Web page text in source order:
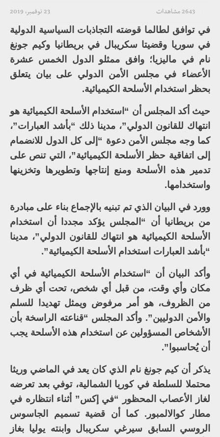
23 نوفمبر، 2019 2643 مشاهدات
في توافق لطالما قوضته التجاذبات السياسية الدولية
في سوريا وقضيتا سكريبال في بريطانيا وكيم جونغ
نام في ماليزيا؛ وافق ممثلو الدول الخمس عشرة
الأعضاء في مجلس الأمن الدولي على بيان يتعلق
بحظر استخدام الأسلحة الكيميائية.
حيث أكد المجلس أن “استخدام الأسلحة الكيميائية هو
انتهاك للقانون الدولي”، مدينا ذلك “بأشد العبارات”،
كما وجه مجلس الأمن دعوة “إلى كل الدول للانضمام
إلى اتفاقية حظر الأسلحة الكيميائية”، التي تنص على
تدمير هذه الأسلحة ومنع إنتاجها وتطويرها وتخزينها
واستخدامها.
وورد في البيان الذي تم تبنيه بالإجماع بناء على مبادرة
من بريطانيا أن “المجلس يؤكد مجددا أن استخدام
الأسلحة الكيميائية هو انتهاك للقانون الدولي”، مدينا
“بأشد العبارات استخدام الأسلحة الكيميائية”.
وأكد البيان أن “استخدام الأسلحة الكيميائية في أي
مكان وأي وقت، من قبل أي شخص، تحت أي ظرف
من الظروف، هو أمر مرفوض ويمثل تهديدا للسلم
والأمن الدوليين”. وأكد المجلس “قناعته الراسخة بأن
الأشخاص المسؤولين عن استخدام هذه الأسلحة يجب
أن يُحاسبوا”.
يذكر أن كيم جونغ نام الذي كان يعد في الماضي وريثا
محتملا للسلطة في كوريا الشمالية، توفي بعد تعرضه
لغاز الأعصاب المحظور “في إكس” أثناء انتظاره في
مطار كوالالمبور. كما أن قضية تسميم الجاسوس
الروسي السابق سيرغي سكريبال وابنته يوليا بغاز